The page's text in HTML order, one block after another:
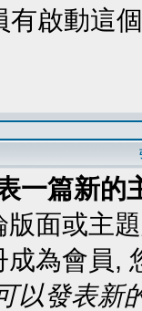
啟動這
一篇新的
面或主
為會員,
以發表新